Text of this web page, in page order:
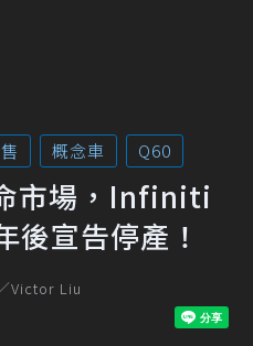
概念車 Q60
市場，Infiniti
後宣告停產！
Victor Liu